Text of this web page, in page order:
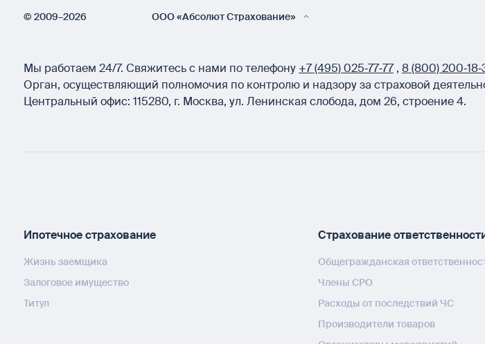
© 2009–2026 ООО «Абсолют Страхование»
Мы работаем 24/7. Свяжитесь с нами по телефону +7 (495) 025‑77‑77 , 8 (800)
Орган, осуществляющий полномочия по контролю и надзору за страховой
Центральный офис: 115280, г. Москва, ул. Ленинская слобода, дом 26, строение 4.
Ипотечное страхование
Жизнь заемщика
Залоговое имущество
Титул
Страхование
Общегражданская
Члены СРО
Расходы от последствий ЧС
Производители товаров